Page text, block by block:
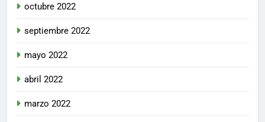
octubre 2022
septiembre 2022
mayo 2022
abril 2022
marzo 2022